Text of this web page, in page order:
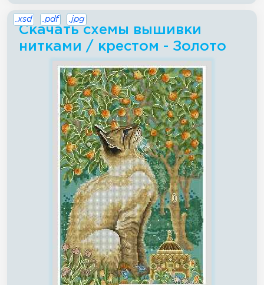
Скачать схемы вышивки
нитками / крестом - Золото
.xsd .pdf .jpg